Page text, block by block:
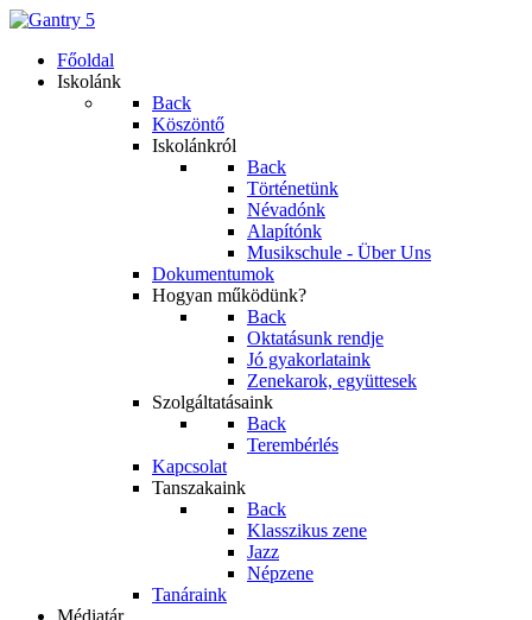
Főoldal
Iskolánk
Back
Köszöntő
Iskolánkról
Back
Történetünk
Névadónk
Alapítónk
Musikschule - Über Uns
Dokumentumok
Hogyan működünk?
Back
Oktatásunk rendje
Jó gyakorlataink
Zenekarok, együttesek
Szolgáltatásaink
Back
Terembérlés
Kapcsolat
Tanszakaink
Back
Klasszikus zene
Jazz
Népzene
Tanáraink
Médiatár